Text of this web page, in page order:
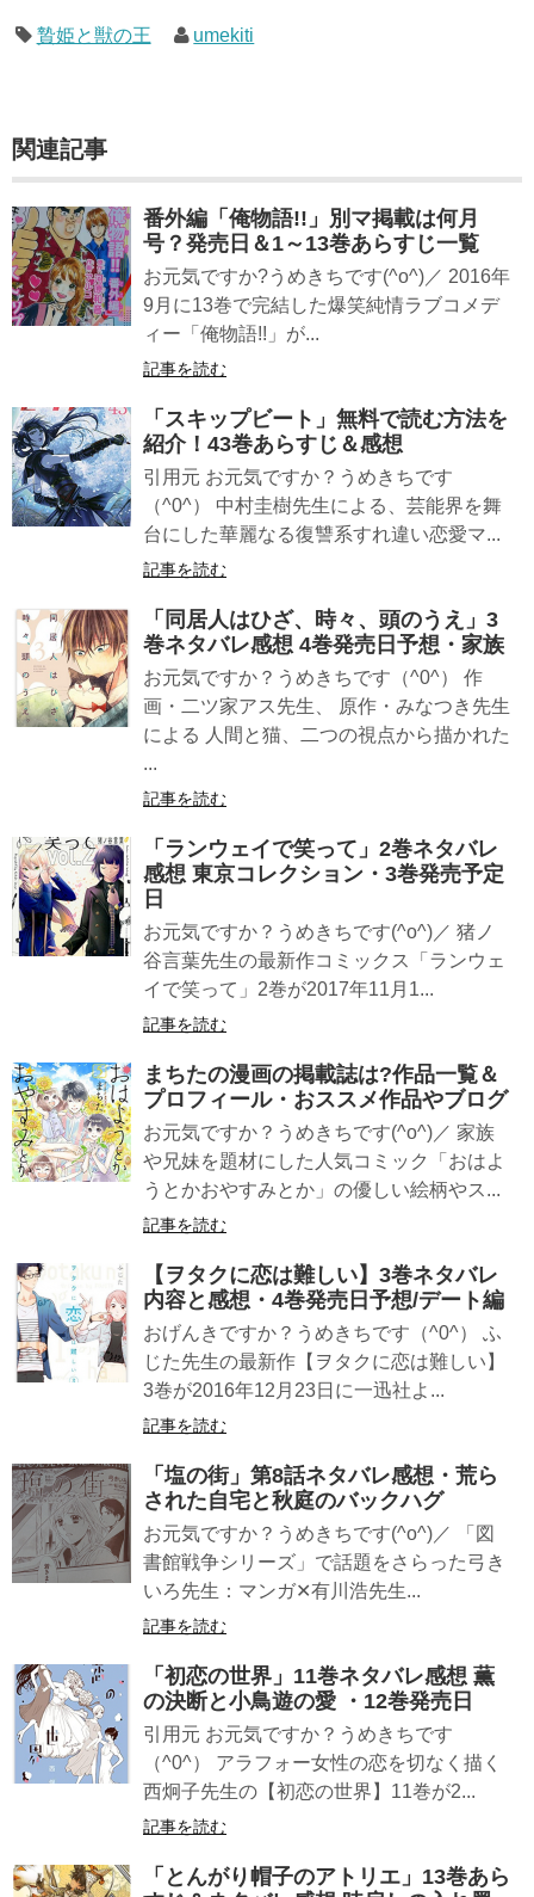
贄姫と獣の王 umekiti
関連記事
番外編「俺物語!!」別マ掲載は何月
号？発売日＆1～13巻あらすじ一覧
お元気ですか?うめきちです(^o^)／ 2016年
9月に13巻で完結した爆笑純情ラブコメデ
ィー「俺物語!!」が...
記事を読む
「スキップビート」無料で読む方法を
紹介！43巻あらすじ＆感想
引用元 お元気ですか？うめきちです
（^0^） 中村圭樹先生による、芸能界を舞
台にした華麗なる復讐系すれ違い恋愛マ...
記事を読む
「同居人はひざ、時々、頭のうえ」3
巻ネタバレ感想 4巻発売日予想・家族
お元気ですか？うめきちです（^0^） 作
画・二ツ家アス先生、 原作・みなつき先生
による 人間と猫、二つの視点から描かれた
...
記事を読む
「ランウェイで笑って」2巻ネタバレ
感想 東京コレクション・3巻発売予定
日
お元気ですか？うめきちです(^o^)／ 猪ノ
谷言葉先生の最新作コミックス「ランウェ
イで笑って」2巻が2017年11月1...
記事を読む
まちたの漫画の掲載誌は?作品一覧＆
プロフィール・おススメ作品やブログ
お元気ですか？うめきちです(^o^)／ 家族
や兄妹を題材にした人気コミック「おはよ
うとかおやすみとか」の優しい絵柄やス...
記事を読む
【ヲタクに恋は難しい】3巻ネタバレ
内容と感想・4巻発売日予想/デート編
おげんきですか？うめきちです（^0^） ふ
じた先生の最新作【ヲタクに恋は難しい】
3巻が2016年12月23日に一迅社よ...
記事を読む
「塩の街」第8話ネタバレ感想・荒ら
された自宅と秋庭のバックハグ
お元気ですか？うめきちです(^o^)／ 「図
書館戦争シリーズ」で話題をさらった弓き
いろ先生：マンガ✕有川浩先生...
記事を読む
「初恋の世界」11巻ネタバレ感想 薫
の決断と小鳥遊の愛 ・12巻発売日
引用元 お元気ですか？うめきちです
（^0^） アラフォー女性の恋を切なく描く
西炯子先生の【初恋の世界】11巻が2...
記事を読む
「とんがり帽子のアトリエ」13巻あら